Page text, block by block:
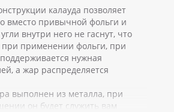
калауда позволяет
вместо привычной фольги и
внутри него не гаснут, что
при применении фольги, при
нужная
а жар распределяется
выполнен из металла, при
он будет служить вам